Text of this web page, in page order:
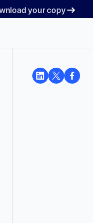
your copy